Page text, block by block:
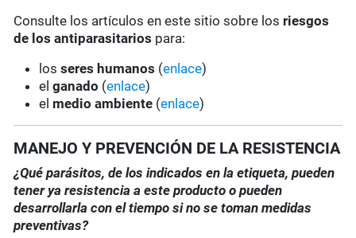
Consulte los artículos en este sitio sobre los riesgos
de los antiparasitarios para:
losseres humanos (enlace)
elganado (enlace)
el medio ambiente (enlace)
MANEJO Y PREVENCIÓN DE LA RESISTENCIA
¿Qué parásitos, de los indicados en la etiqueta, pueden
tener ya resistencia a este producto o pueden
desarrollarla con el tiempo si no se toman medidas
preventivas?